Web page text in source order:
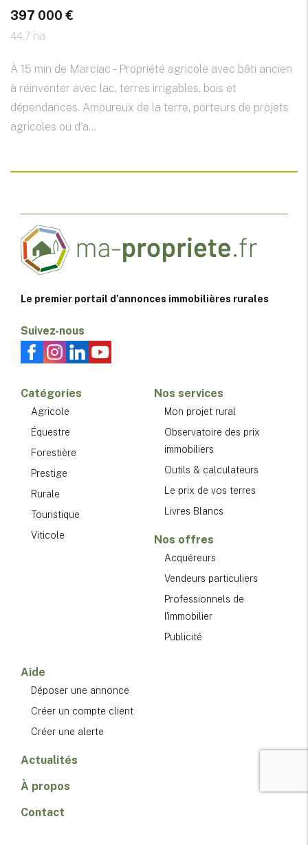
397 000 €
44.7 ha
À 15 min de Marciac – Propriété agricole avec bâti ancien
à réinventer avec lac, terres irrigables, bois et
dépendances. Amoureux de la terre, porteurs de projets
agricoles ou d'a...
Le premier portail d'annonces immobilières rurales
Suivez-nous
Catégories
Agricole
Équestre
Forestière
Prestige
Rurale
Touristique
Viticole
Nos services
Mon projet rural
Observatoire des prix
immobiliers
Outils & calculateurs
Le prix de vos terres
Livres Blancs
Nos offres
Acquéreurs
Vendeurs particuliers
Professionnels de
l'immobilier
Publicité
Aide
Déposer une annonce
Créer un compte client
Créer une alerte
Actualités
À propos
Contact